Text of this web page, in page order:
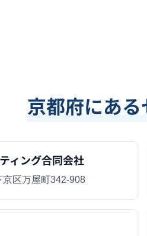
京都府にあ
ィング合同会社
区万屋町342-908